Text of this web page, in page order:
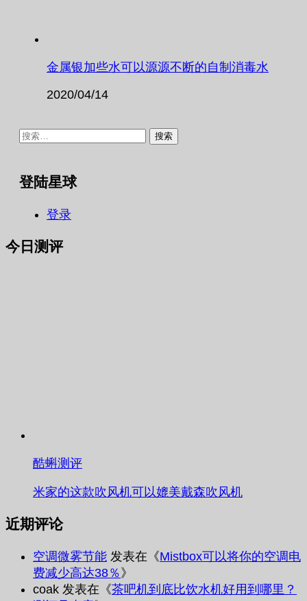
金属银加些水可以源源不断的自制消毒水
2020/04/14
搜
登陆星球
登录
今日测评
酷蝌测评
米家的这款吹风机可以媲美戴森吹风机
近期评论
空调微雾节能 发表在《Mistbox可以将你的空调电
费减少高达38％ 》
coak 发表在《茶吧机到底比饮水机好用到哪里？